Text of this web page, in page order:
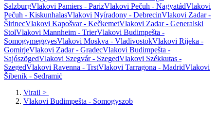
SalzburgVlakovi Pamiers - ParizVlakovi Pečuh - NagyatádVlakovi
Pečuh - KiskunhalasVlakovi Nyíradony - DebrecinVlakovi Zadar -
ŠirinecVlakovi Kapošvar - KečkemetVlakovi Zadar - Generalski
StolVlakovi Mannheim - TrierVlakovi Budimpešta -
SomogymeggyesVlakovi Moskva - VladivostokVlakovi Rijeka -
GomirjeVlakovi Zadar - GradecVlakovi Budimpešta -
SajószögedVlakovi Szegvár - SzegedVlakovi Székkutas -
SzegedVlakovi Ravenna - TrstVlakovi Tarragona - MadridVlakovi
Šibenik - Sedramić
Virail >
Vlakovi Budimpešta - Somogyszob